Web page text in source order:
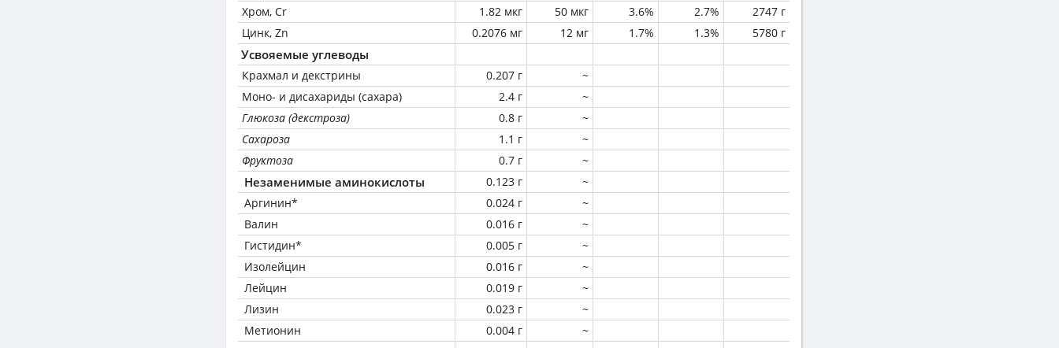
Хром, Cr
1.82 мкг 50 мкг 3.6% 2.7%
2747 г
Цинк, Zn
0.2076 мг 12 мг 1.7% 1.3% 5780 г
Усвояемые углеводы
Крахмал и декстрины 0.207 г
~
Моно- и дисахариды (сахара)
2.4 г
~
Глюкоза (декстроза)
0.8 г
~
Сахароза
1.1 г
~
Фруктоза
0.7 г ~
Незаменимые аминокислоты 0.123 г
~
Аргинин*
0.024 г
~
Валин
0.016 г
~
Гистидин*
0.005 г
~
Изолейцин
0.016 г
~
Лейцин
0.019 г
~
Лизин
0.023 г
~
Метионин
0.004 г
~